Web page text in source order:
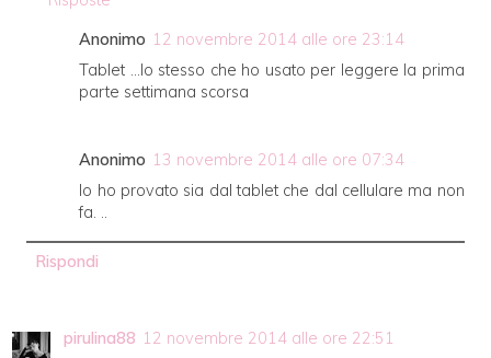
Anonimo 12 novembre 2014 alle ore 23:14
Tablet ...lo stesso che ho usato per leggere la prima
parte settimana scorsa
Anonimo 13 novembre 2014 alle ore 07:34
Io ho provato sia dal tablet che dal cellulare ma non
fa. ..
Rispondi
pirulina88 12 novembre 2014 alle ore 22:51